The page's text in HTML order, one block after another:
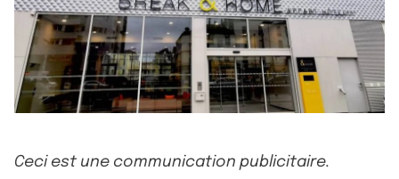
Ceci est une communication publicitaire.